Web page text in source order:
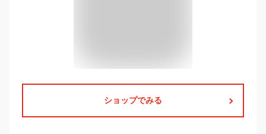
ショップでみる